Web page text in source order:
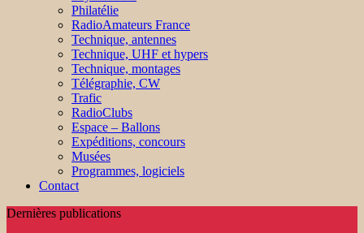
Philatélie
RadioAmateurs France
Technique, antennes
Technique, UHF et hypers
Technique, montages
Télégraphie, CW
Trafic
RadioClubs
Espace – Ballons
Expéditions, concours
Musées
Programmes, logiciels
Contact
Dernières publications